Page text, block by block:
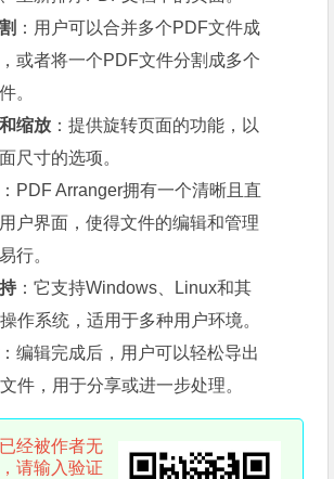
：用户可以合并多个PDF文件成
或者将一个PDF文件分割成多个
。
缩放 ：提供旋转页面的功能，以
尺寸的选项。
：PDF Arranger拥有一个清晰且直
户界面，使得文件的编辑和管理
行。
：它支持Windows、Linux和其
作系统，适用于多种用户环境。
：编辑完成后，用户可以轻松导出
件，用于分享或进一步处理。
经被作者无
请输入验证